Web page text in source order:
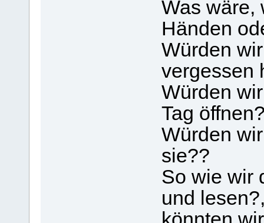
Was wäre,
Händen
Würden
vergessen
Würden
Tag
Würden
sie??
So wie wir
und